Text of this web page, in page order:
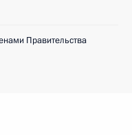
Правительства